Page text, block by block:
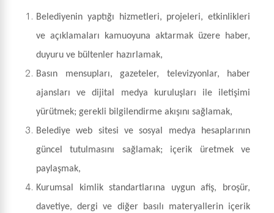
Belediyenin yaptığı hizmetleri, projeleri, etkinlikleri
ve açıklamaları kamuoyuna aktarmak üzere haber,
duyuru ve bültenler hazırlamak,
Basın mensupları, gazeteler, televizyonlar, haber
ajansları ve dijital medya kuruluşları ile iletişimi
yürütmek; gerekli bilgilendirme akışını sağlamak,
Belediye web sitesi ve sosyal medya hesaplarının
güncel tutulmasını sağlamak; içerik üretmek ve
paylaşmak,
Kurumsal kimlik standartlarına uygun afiş, broşür,
davetiye, dergi ve diğer basılı materyallerin içerik